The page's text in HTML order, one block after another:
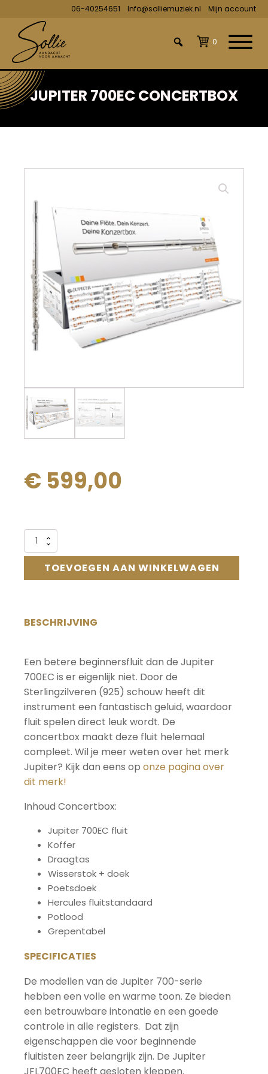
06-40254651 Info@solliemuziek.nl Mijn account
0
JUPITER 700EC CONCERTBOX
€ 599,00
Jupiter
700EC
Concertbox
TOEVOEGEN AAN WINKELWAGEN
Alternative:
BESCHRIJVING
Een betere beginnersfluit dan de Jupiter
700EC is er eigenlijk niet. Door de
Sterlingzilveren (925) schouw heeft dit
instrument een fantastisch geluid, waardoor
fluit spelen direct leuk wordt. De
concertbox maakt deze fluit helemaal
compleet. Wil je meer weten over het merk
Jupiter? Kijk dan eens op onze pagina over
dit merk!
Inhoud Concertbox:
Jupiter 700EC fluit
Koffer
Draagtas
Wisserstok + doek
Poetsdoek
Hercules fluitstandaard
Potlood
Grepentabel
SPECIFICATIES
De modellen van de Jupiter 700-serie
hebben een volle en warme toon. Ze bieden
een betrouwbare intonatie en een goede
controle in alle registers. Dat zijn
eigenschappen die voor beginnende
fluitisten zeer belangrijk zijn. De Jupiter
JFL700EC heeft gesloten kleppen.